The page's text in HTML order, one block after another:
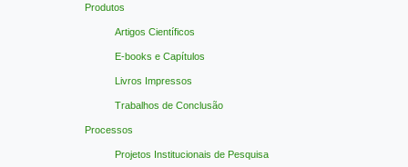
Produtos
Artigos Científicos
E-books e Capítulos
Livros Impressos
Trabalhos de Conclusão
Processos
Projetos Institucionais de Pesquisa